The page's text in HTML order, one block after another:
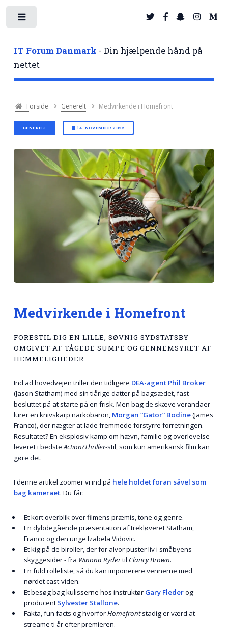
IT Forum Danmark - Din hjælpende hånd på
nettet
Forside Generelt Medvirkende i Homefront
GENERELT 14. NOVEMBER 2025
Medvirkende i Homefront
FORESTIL DIG EN LILLE, SØVNIG SYDSTATSBY -
OMGIVET AF TÅGEDE SUMPE OG GENNEMSYRET AF
HEMMELIGHEDER
Ind ad hovedvejen triller den tidligere DEA-agent Phil Broker
(Jason Statham) med sin tiårige datter på bagsædet, fast
besluttet på at starte på en frisk. Men bag de skæve verandaer
lurer en knivskarp narkobaron, Morgan “Gator” Bodine(James
Franco), der nægter at lade fremmede forstyrre forretningen.
Resultatet? En eksplosiv kamp om hævn, familie og overlevelse -
leveret i bedsteAction/Thriller-stil, som kun amerikansk film kan
gøre det.
I denne artikel zoomer vi ind på hele holdet foran såvel som
bag kameraet. Du får:
Et kort overblik over filmens præmis, tone og genre.
En dybdegående præsentation af trekløveret Statham,
Franco og den unge Izabela Vidovic.
Et kig på de biroller, der for alvor puster liv i småbyens
skyggesider - fra Winona Rydertil Clancy Brown.
En fuld rolleliste, så du kan imponerere vennerne med
nørdet cast-viden.
Et besøg bag kulisserne hos instruktør Gary Flederog
producent Sylvester Stallone.
Fakta, fun facts og hvorforHomefrontstadig er værd at
streame ti år efter premieren.